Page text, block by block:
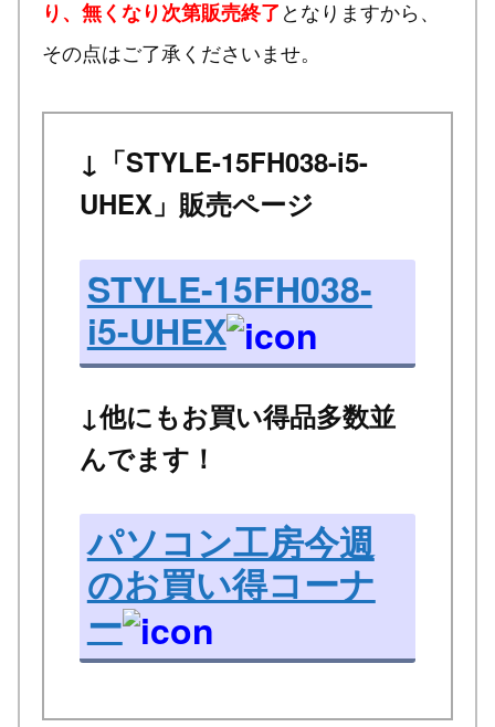
り、無くなり次第販売終了となりますから、
その点はご了承くださいませ。
↓「STYLE-15FH038-i5-
UHEX」販売ページ
STYLE-15FH038-
i5-UHEX
↓他にもお買い得品多数並
んでます！
パソコン工房今週
のお買い得コーナ
ー